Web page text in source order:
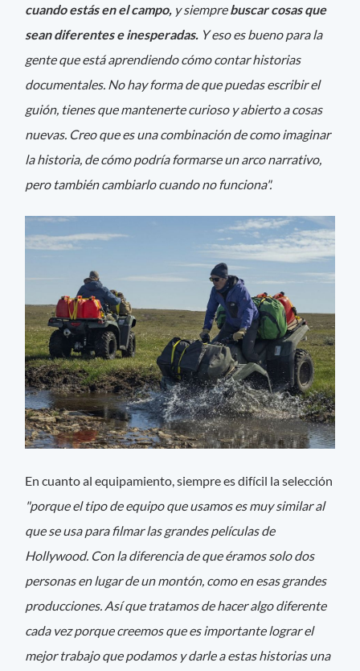
cuando estás en el campo, y siemprebuscar cosas que
sean diferentes e inesperadas. Y eso es bueno para la
gente que está aprendiendo cómo contar historias
documentales. No hay forma de que puedas escribir el
guión, tienes que mantenerte curioso y abierto a cosas
nuevas. Creo que es una combinación de como imaginar
la historia, de cómo podría formarse un arco narrativo,
pero también cambiarlo cuando no funciona".
En cuanto al equipamiento, siempre es difícil la selección
"porque el tipo de equipo que usamos es muy similar al
que se usa para filmar las grandes películas de
Hollywood. Con la diferencia de que éramos solo dos
personas en lugar de un montón, como en esas grandes
producciones. Así que tratamos de hacer algo diferente
cada vez porque creemos que es importante lograr el
mejor trabajo que podamos y darle a estas historias una